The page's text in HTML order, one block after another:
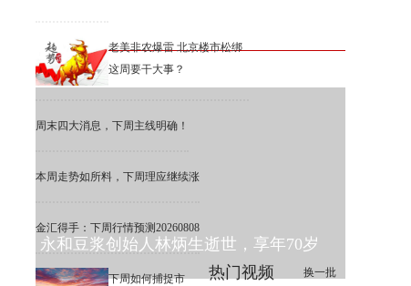
老美非农爆雷 北京楼市松绑
这周要干大事？
周末四大消息，下周主线明确！
本周走势如所料，下周理应继续涨
金汇得手：下周行情预测20260808
下周如何捕捉市
热门视频 换一批
永和豆浆创始人林炳生逝世，享年70岁